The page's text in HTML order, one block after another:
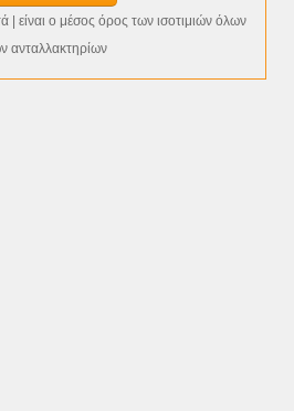
| είναι ο μέσος όρος των ισοτιμιών όλων
ανταλλακτηρίων